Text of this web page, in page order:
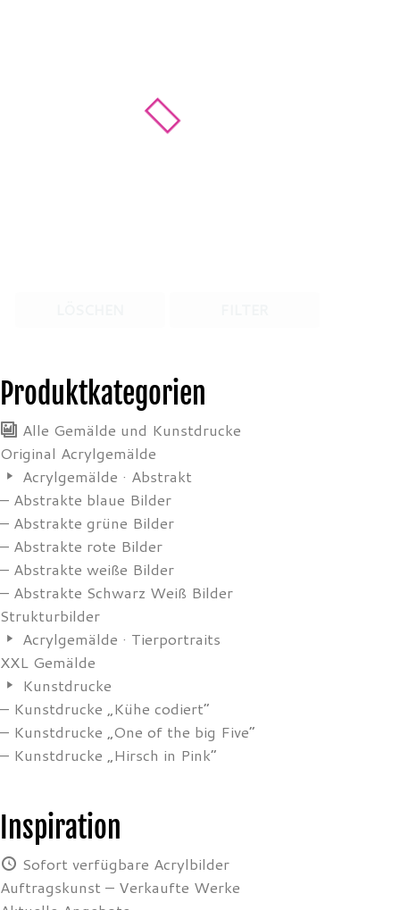
Produktkategorien
Alle Gemälde und Kunstdrucke
Original Acrylgemälde
Acrylgemälde · Abstrakt
– Abstrakte blaue Bilder
– Abstrakte grüne Bilder
– Abstrakte rote Bilder
– Abstrakte weiße Bilder
– Abstrakte Schwarz Weiß Bilder
Strukturbilder
Acrylgemälde · Tierportraits
XXL Gemälde
Kunstdrucke
– Kunstdrucke „Kühe codiert”
– Kunstdrucke „One of the big Five”
– Kunstdrucke „Hirsch in Pink”
Inspiration
Sofort verfügbare Acrylbilder
Auftragskunst – Verkaufte Werke